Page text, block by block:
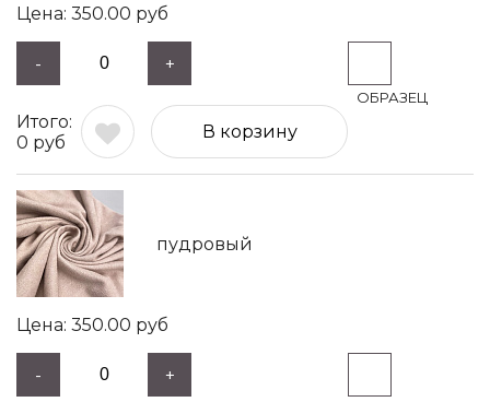
350.00 руб
- +
0 руб
В корзину
пудровый
350.00 руб
- +